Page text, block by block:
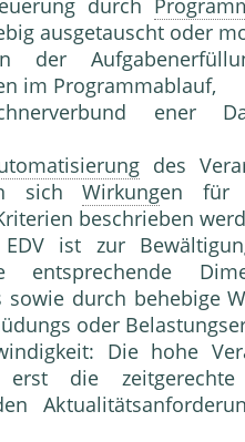
durch
ausgetauscht oder
der
im Programmablauf,
ener
des
sichWirkungen für
beschrieben
ist zur
entsprechende
durch behebige
oder
Die hohe
erst die